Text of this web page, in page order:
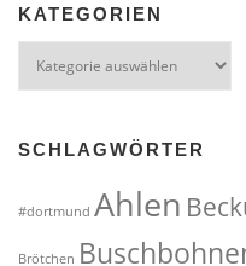
KATEGORIEN
SCHLAGWÖRTER
#dortmund Ahlen
Brötchen